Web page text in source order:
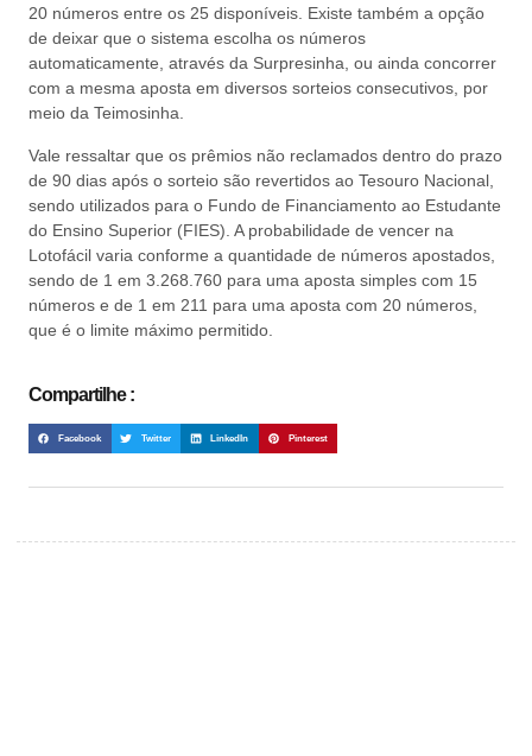
20 números entre os 25 disponíveis. Existe também a opção
de deixar que o sistema escolha os números
automaticamente, através da Surpresinha, ou ainda concorrer
com a mesma aposta em diversos sorteios consecutivos, por
meio da Teimosinha.
Vale ressaltar que os prêmios não reclamados dentro do prazo
de 90 dias após o sorteio são revertidos ao Tesouro Nacional,
sendo utilizados para o Fundo de Financiamento ao Estudante
do Ensino Superior (FIES). A probabilidade de vencer na
Lotofácil varia conforme a quantidade de números apostados,
sendo de 1 em 3.268.760 para uma aposta simples com 15
números e de 1 em 211 para uma aposta com 20 números,
que é o limite máximo permitido.
Compartilhe :
Facebook Twitter LinkedIn Pinterest